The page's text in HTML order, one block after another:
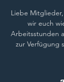
Liebe
wir euch
Arbeitsstunden
zur Verfügung